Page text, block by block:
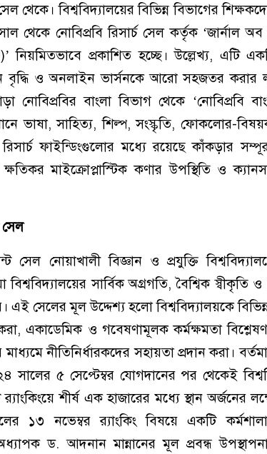
থেকে। বিশ্ববিদ্যালয়ের বিভিন্ন বিভাগের
থেকে নোবিপ্রবি রিসার্চ সেল কর্তৃক ‘জার্নাল অব
প্রকাশিত হচ্ছে। উল্লেখ্য, এটি
বৃদ্ধি ও অনলাইন ভার্সনকে আরো সহজতর করার
নোবিপ্রবির বাংলা বিভাগ থেকে ‘নোবিপ্রবি
ভাষা, সাহিত্য, শিল্প, সংস্কৃতি, ফোকলোর-
ফাইন্ডিংগুলোর মধ্যে রয়েছে কাঁকড়ার
ক্ষতিকর মাইক্রোপ্লাস্টিক কণার উপস্থিতি ও
সেল
সেল নোয়াখালী বিজ্ঞান ও প্রযুক্তি
সার্বিক অগ্রগতি, বৈশ্বিক
এই সেলের মূল উদ্দেশ্য হলো বিশ্ববিদ্যালয়কে
করা, একাডেমিক ও গবেষণামূলক কর্মক্ষমতা
নীতিনির্ধারকদের সহায়তা প্রদান করা।
৫ সেপ্টেম্বর যোগদানের পর থেকেই
শীর্ষ এক হাজারের মধ্যে স্থান অর্জনের
১৩ নভেম্বর র‌্যাংকিং বিষয়ে একটি
অধ্যাপক ড. আদনান মান্নানের মূল প্রবন্ধ